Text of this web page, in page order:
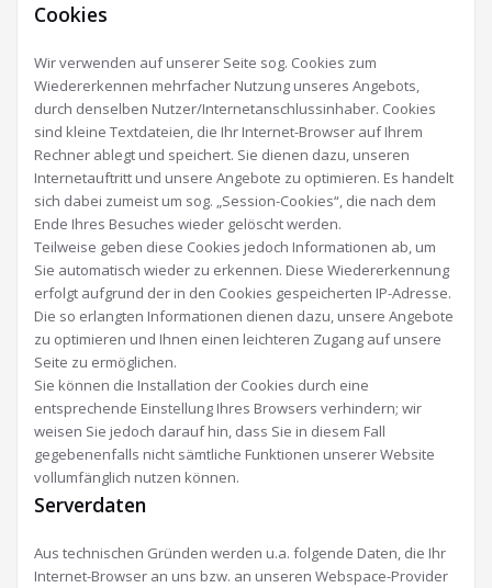
Cookies
Wir verwenden auf unserer Seite sog. Cookies zum
Wiedererkennen mehrfacher Nutzung unseres Angebots,
durch denselben Nutzer/Internetanschlussinhaber. Cookies
sind kleine Textdateien, die Ihr Internet-Browser auf Ihrem
Rechner ablegt und speichert. Sie dienen dazu, unseren
Internetauftritt und unsere Angebote zu optimieren. Es handelt
sich dabei zumeist um sog. „Session-Cookies“, die nach dem
Ende Ihres Besuches wieder gelöscht werden.
Teilweise geben diese Cookies jedoch Informationen ab, um
Sie automatisch wieder zu erkennen. Diese Wiedererkennung
erfolgt aufgrund der in den Cookies gespeicherten IP-Adresse.
Die so erlangten Informationen dienen dazu, unsere Angebote
zu optimieren und Ihnen einen leichteren Zugang auf unsere
Seite zu ermöglichen.
Sie können die Installation der Cookies durch eine
entsprechende Einstellung Ihres Browsers verhindern; wir
weisen Sie jedoch darauf hin, dass Sie in diesem Fall
gegebenenfalls nicht sämtliche Funktionen unserer Website
vollumfänglich nutzen können.
Serverdaten
Aus technischen Gründen werden u.a. folgende Daten, die Ihr
Internet-Browser an uns bzw. an unseren Webspace-Provider